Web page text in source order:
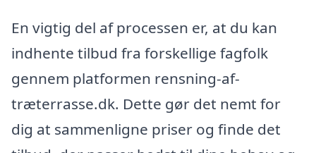
En vigtig del af processen er, at du kan
indhente tilbud fra forskellige fagfolk
gennem platformen rensning-af-
træterrasse.dk. Dette gør det nemt for
dig at sammenligne priser og finde det